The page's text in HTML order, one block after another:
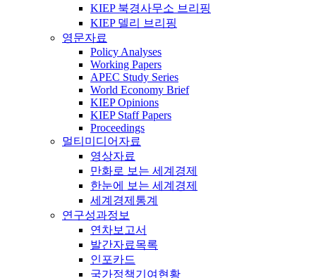
KIEP 북경사무소 브리핑
KIEP 델리 브리핑
영문자료
Policy Analyses
Working Papers
APEC Study Series
World Economy Brief
KIEP Opinions
KIEP Staff Papers
Proceedings
멀티미디어자료
영상자료
만화로 보는 세계경제
한눈에 보는 세계경제
세계경제통계
연구성과정보
연차보고서
발간자료목록
인포카드
국가정책기여현황